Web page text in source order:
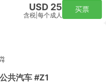
USD 25
含税 每个成人
买票
共汽车 #Z1